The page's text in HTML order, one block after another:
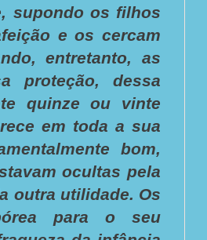
supondo os filhos
e os cercam
entretanto, as
proteção, dessa
quinze ou vinte
em toda a sua
bom,
ocultas pela
outra utilidade. Os
para o seu